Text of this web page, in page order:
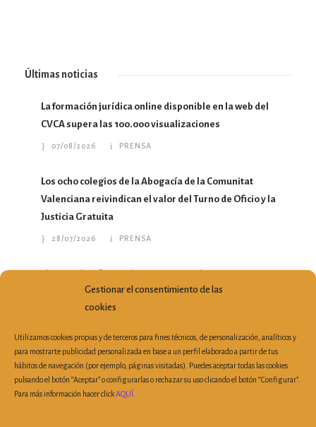
Gestionar el consentimiento de las
cookies
Utilizamos cookies propias y de terceros para fines técnicos, de personalización, analíticos y
para mostrarte publicidad personalizada en base a un perfil elaborado a partir de tus
hábitos de navegación (por ejemplo, páginas visitadas). Puedes aceptar todas las cookies
pulsando el botón “Aceptar” o configurarlas o rechazar su uso clicando el botón “Configurar”.
Para más información hacer clickAQUÍ
Últimas noticias
La formación jurídica online disponible en la web del
CVCA supera las 100.000 visualizaciones
07/08/2026 PRENSA
Los ocho colegios de la Abogacía de la Comunitat
Valenciana reivindican el valor del Turno de Oficio y la
Justicia Gratuita
28/07/2026 PRENSA
profesionales y atiende más de 213.000 asuntos en un